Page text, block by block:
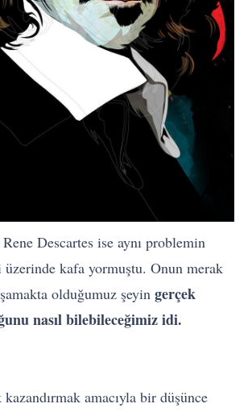
Descartes ise aynı problemin
kafa yormuştu. Onun merak
olduğumuz şeyingerçek
nasıl bilebileceğimiz idi.
kazandırmak amacıyla bir düşünce